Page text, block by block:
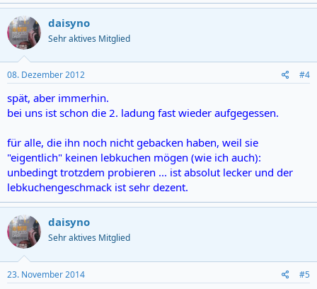
daisyno
Sehr aktives Mitglied
08. Dezember 2012 #4
spät, aber immerhin.
bei uns ist schon die 2. ladung fast wieder aufgegessen.
für alle, die ihn noch nicht gebacken haben, weil sie
"eigentlich" keinen lebkuchen mögen (wie ich auch):
unbedingt trotzdem probieren ... ist absolut lecker und der
lebkuchengeschmack ist sehr dezent.
daisyno
Sehr aktives Mitglied
23. November 2014 #5